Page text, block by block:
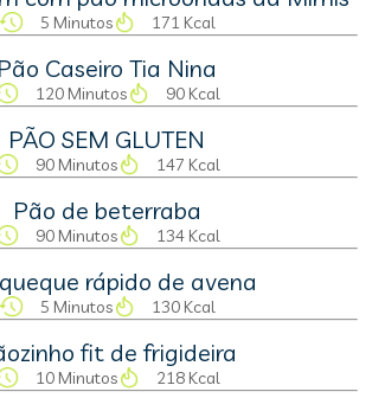
5 Minutos 171 Kcal
Pão Caseiro Tia Nina
120 Minutos 90 Kcal
PÃO SEM GLUTEN
90 Minutos 147 Kcal
Pão de beterraba
90 Minutos 134 Kcal
rápido de avena
5 Minutos 130 Kcal
fit de frigideira
10 Minutos 218 Kcal